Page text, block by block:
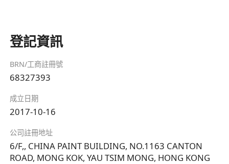
登記資訊
BRN/工商註冊號
68327393
成立日期
2017-10-16
公司註冊地址
6/F,, CHINA PAINT BUILDING, NO.1163 CANTON
ROAD, MONG KOK, YAU TSIM MONG, HONG KONG